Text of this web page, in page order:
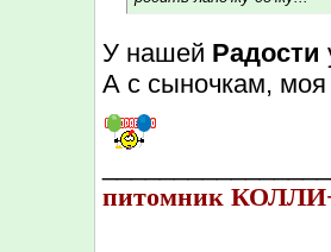
У нашей Радости
А с сыночкам,
питомник